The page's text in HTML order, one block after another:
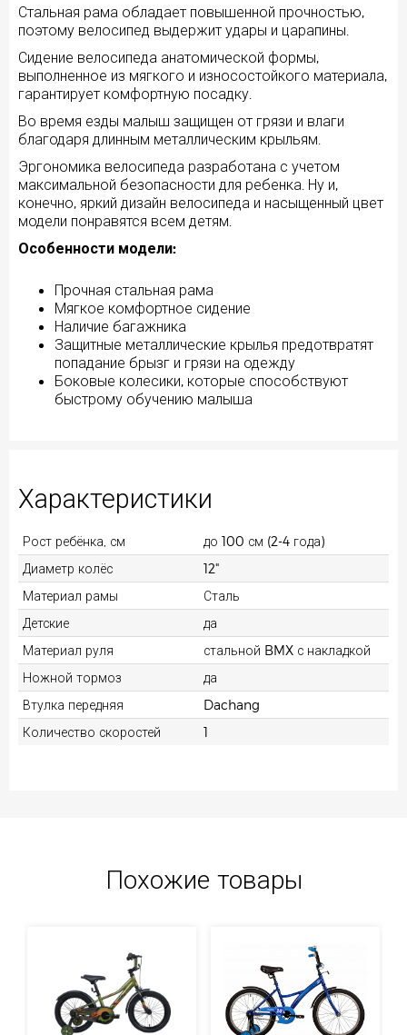
Стальная рама обладает повышенной прочностью,
поэтому велосипед выдержит удары и царапины.
Сидение велосипеда анатомической формы,
выполненное из мягкого и износостойкого материала,
гарантирует комфортную посадку.
Во время езды малыш защищен от грязи и влаги
благодаря длинным металлическим крыльям.
Эргономика велосипеда разработана с учетом
максимальной безопасности для ребенка. Ну и,
конечно, яркий дизайн велосипеда и насыщенный цвет
модели понравятся всем детям.
Особенности модели:
Прочная стальная рама
Мягкое комфортное сидение
Наличие багажника
Защитные металлические крылья предотвратят
попадание брызг и грязи на одежду
Боковые колесики, которые способствуют
быстрому обучению малыша
Характеристики
Рост ребёнка, см
до 100 см (2-4 года)
Диаметр колёс
12"
Материал рамы
Сталь
Детские
да
Материал руля
стальной BMX с накладкой
Ножной тормоз
да
Втулка передняя
Dachang
Количество скоростей
1
Похожие товары